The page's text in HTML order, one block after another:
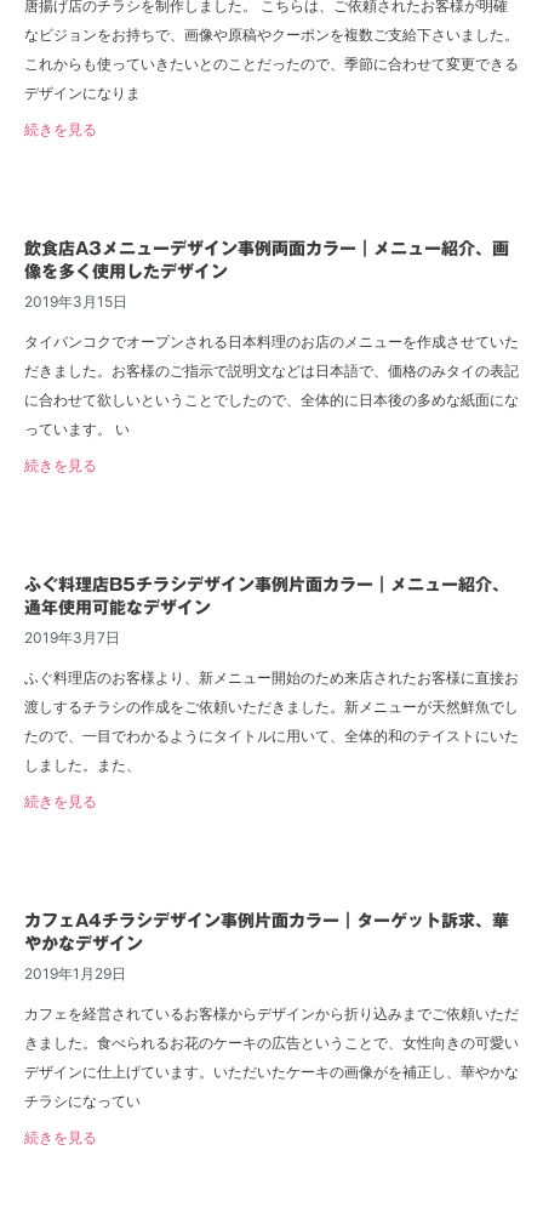
唐揚げ店のチラシを制作しました。 こちらは、ご依頼されたお客様が明確
なビジョンをお持ちで、画像や原稿やクーポンを複数ご支給下さいました。
これからも使っていきたいとのことだったので、季節に合わせて変更できる
デザインになりま
続きを見る
飲食店A3メニューデザイン事例両面カラー｜メニュー紹介、画
像を多く使用したデザイン
2019年3月15日
タイバンコクでオープンされる日本料理のお店のメニューを作成させていた
だきました。お客様のご指示で説明文などは日本語で、価格のみタイの表記
に合わせて欲しいということでしたので、全体的に日本後の多めな紙面にな
っています。 い
続きを見る
ふぐ料理店B5チラシデザイン事例片面カラー｜メニュー紹介、
通年使用可能なデザイン
2019年3月7日
ふぐ料理店のお客様より、新メニュー開始のため来店されたお客様に直接お
渡しするチラシの作成をご依頼いただきました。新メニューが天然鮮魚でし
たので、一目でわかるようにタイトルに用いて、全体的和のテイストにいた
しました。また、
続きを見る
カフェA4チラシデザイン事例片面カラー｜ターゲット訴求、華
やかなデザイン
2019年1月29日
カフェを経営されているお客様からデザインから折り込みまでご依頼いただ
きました。食べられるお花のケーキの広告ということで、女性向きの可愛い
デザインに仕上げています。いただいたケーキの画像がを補正し、華やかな
チラシになってい
続きを見る